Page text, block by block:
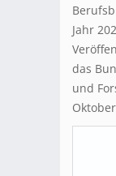
Jahr
das
und